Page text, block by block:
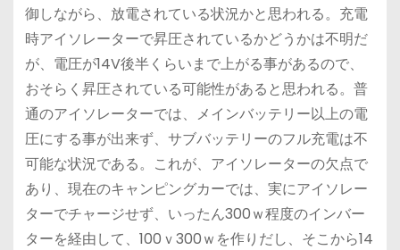
御しながら、放電されている状況かと思われる。充電
時アイソレーターで昇圧されているかどうかは不明だ
が、電圧が14V後半くらいまで上がる事があるので、
おそらく昇圧されている可能性があると思われる。普
通のアイソレーターでは、メインバッテリー以上の電
圧にする事が出来ず、サブバッテリーのフル充電は不
可能な状況である。これが、アイソレーターの欠点で
あり、現在のキャンピングカーでは、実にアイソレー
ターでチャージせず、いったん300ｗ程度のインバー
ターを経由して、100ｖ300ｗを作りだし、そこから14